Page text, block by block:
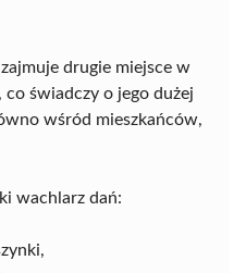
drugie miejsce w
świadczy o jego dużej
wśród mieszkańców,
wachlarz dań: